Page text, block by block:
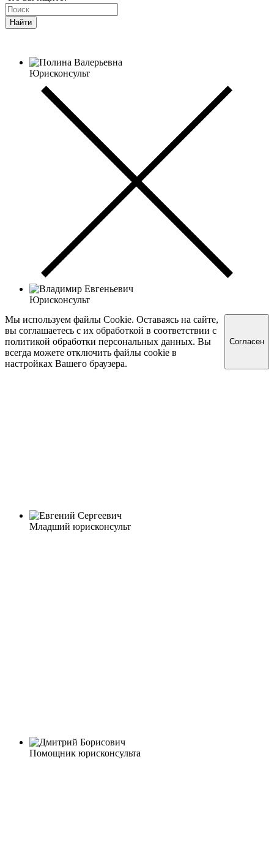
Юрисконсульт
Юрисконсульт
Младший юрисконсульт
Помощник юрисконсульта
Найти
Мы используем файлы Cookie. Оставаясь на сайте,
вы соглашаетесь с их обработкой в соответствии с
политикой обработки персональных данных. Вы
всегда можете отключить файлы cookie в
настройках Вашего браузера.
Согласен